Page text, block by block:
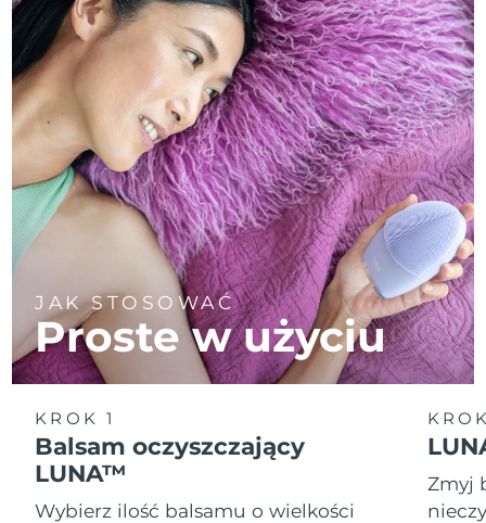
JAK STOSOWAĆ
Proste w użyciu
KROK 1
Balsam oczyszczający
LUNA™
Wybierz ilość balsamu o wielkości
Zmyj